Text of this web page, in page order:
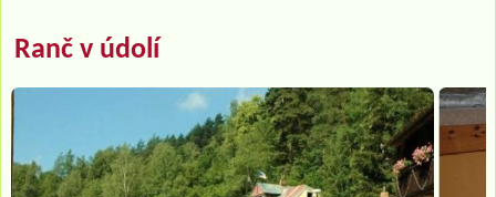
Ranč v údolí